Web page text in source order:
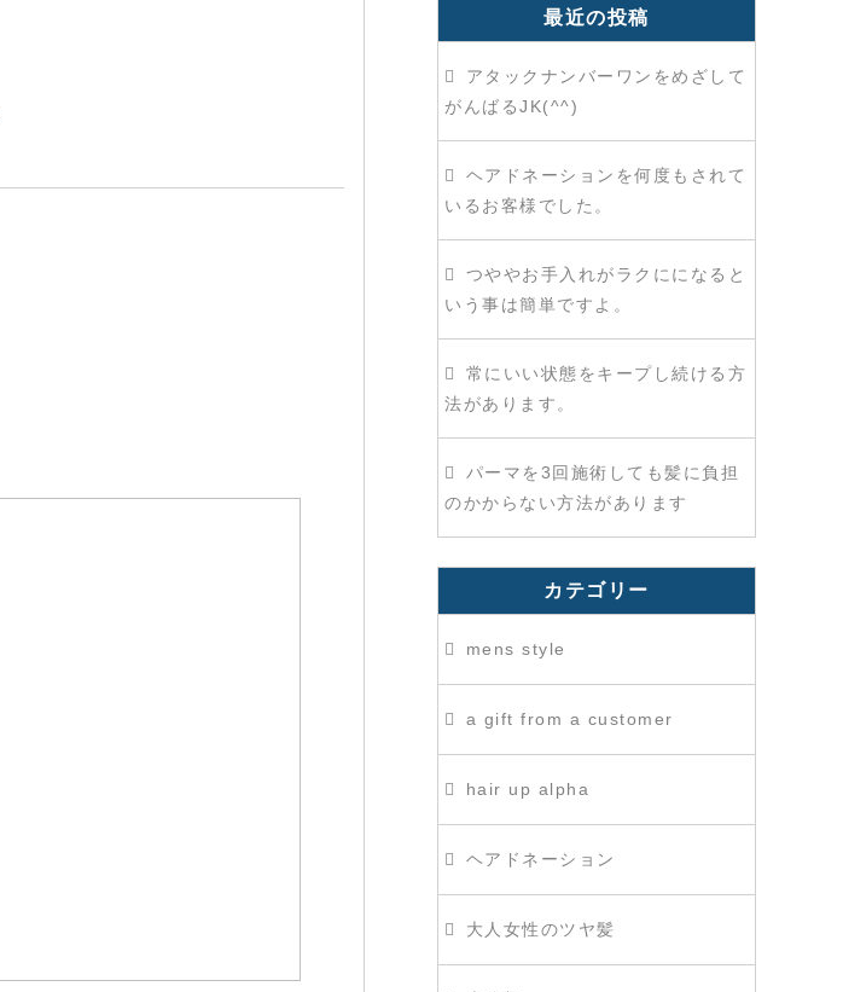
最近の投稿
アタックナンバーワンをめざして
がんばるJK(^^)
ヘアドネーションを何度もされて
いるお客様でした。
つややお手入れがラクにになると
いう事は簡単ですよ。
常にいい状態をキープし続ける方
法があります。
パーマを3回施術しても髪に負担
のかからない方法があります
カテゴリー
mens style
a gift from a customer
hair up alpha
ヘアドネーション
大人女性のツヤ髪